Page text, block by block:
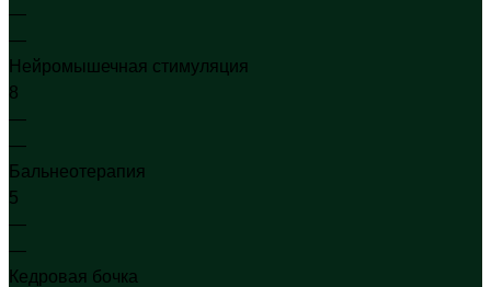
—
—
Нейромышечная стимуляция
8
—
—
Бальнеотерапия
5
—
—
Кедровая бочка